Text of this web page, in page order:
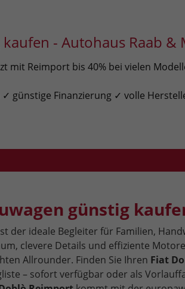
- Autohaus Raab &
mit Reimport bis 40% bei vielen
✓ günstige Finanzierung ✓ volle
günstig
der ideale Begleiter für Familien,
clevere Details und effiziente
Allrounder. Finden Sie Ihren Fiat
– sofort verfügbar oder als